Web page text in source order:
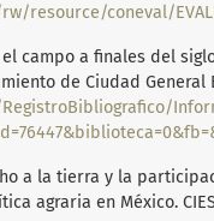
coneval/EVALUACIONES/
el campo a finales del
de Ciudad
a la tierra y la
agraria en México.